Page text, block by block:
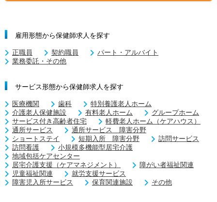
雇用形態から保健師求人を探す
正職員 契約職員
パート・アルバイト
業務委託・その他
サービス形態から保健師求人を探す
医療機関 歯科
特別養護老人ホーム
介護老人保健施設
有料老人ホーム
グループホーム
サービス付き高齢者住宅
軽費老人ホーム（ケアハウス）
通所サービス
通所サービス 障害分野
ショートステイ
短期入所 障害分野
訪問サービス
訪問看護
小規模多機能型居宅介護
地域包括ケアセンター
居宅介護支援（ケアマネジメント）
障がい者福祉関連
児童福祉関連
就労支援サービス
障害児入所サービス
保育関連施設 その他